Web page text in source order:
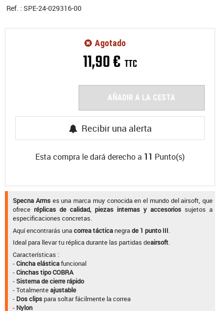
Ref. : SPE-24-029316-00
11,90€ TTC
Agotado
AÑADIR A LA CESTA
Recibir una alerta
Esta compra le dará derecho a 11 Punto(s)
Specna Armses una marca muy conocida en el mundo del airsoft, que
ofrece réplicas de calidad, piezas internas y accesorios sujetos a
especificaciones concretas.
Aquí encontrarás unacorrea táctica negrade 1 punto III.
Ideal para llevar tu réplica durante las partidas deairsoft.
Características :
-Cincha elásticafuncional
-Cinchas tipo COBRA
-Sistema de cierre rápido
- Totalmenteajustable
- Dos clips para soltar fácilmente la correa
- Nylon